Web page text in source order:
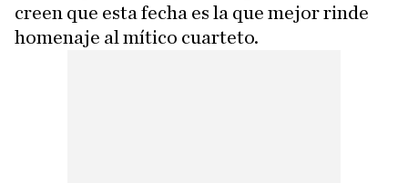
creen que esta fecha es la que mejor rinde
homenaje al mítico cuarteto.